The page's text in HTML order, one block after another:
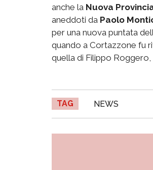
anche la Nuova
aneddoti da Paolo
per una nuova puntata
quando a Cortazzone fu
quella di Filippo Roggero,
TAG NEWS